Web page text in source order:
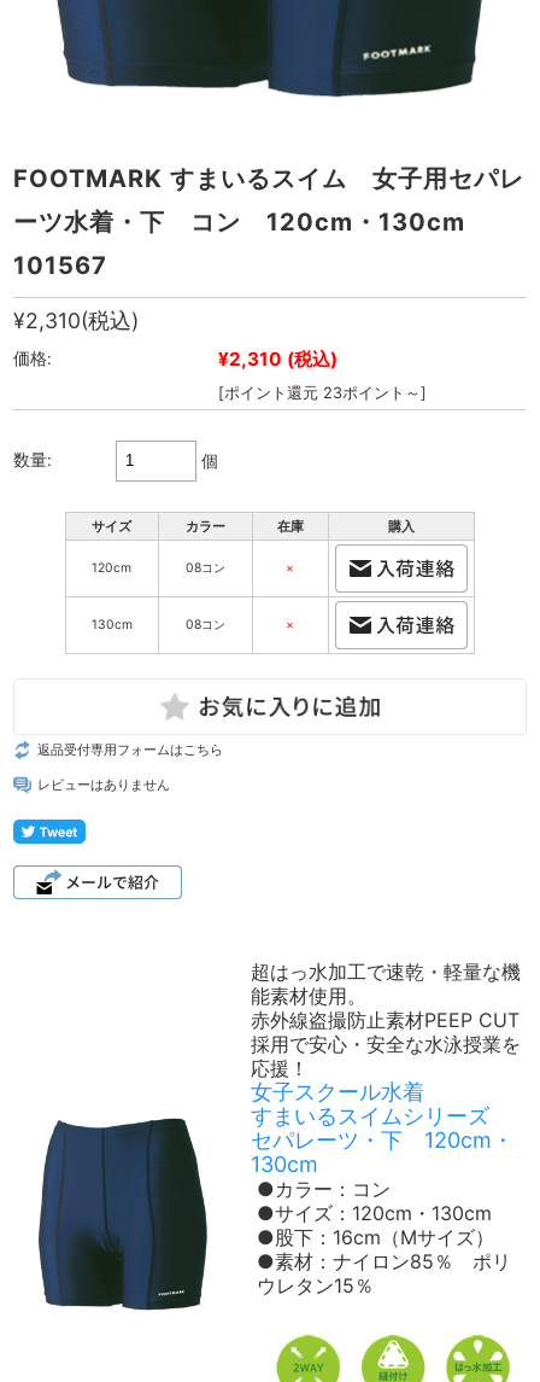
FOOTMARK すまいるスイム 女子用セパレ
ーツ水着・下 コン 120cm・130cm
101567
¥2,310(税込)
価格: ¥2,310 (税込)
[ポイント還元 23ポイント～]
数量: 個
サイズ カラー 在庫 購入
120cm 08コン ×
130cm 08コン ×
返品受付専用フォームはこちら
レビューはありません
超はっ水加工で速乾・軽量な機
能素材使用。
赤外線盗撮防止素材PEEP CUT
採用で安心・安全な水泳授業を
応援！
女子スクール水着
すまいるスイムシリーズ
セパレーツ・下 120cm・
130cm
●カラー：コン
●サイズ：120cm・130cm
●股下：16cm（Mサイズ）
●素材：ナイロン85％ ポリ
ウレタン15％